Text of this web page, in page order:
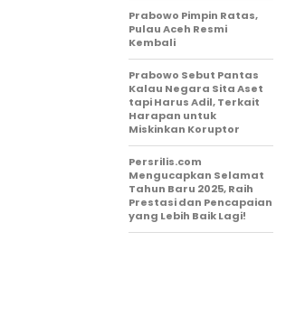
Prabowo Pimpin Ratas,
Pulau Aceh Resmi
Kembali
Prabowo Sebut Pantas
Kalau Negara Sita Aset
tapi Harus Adil, Terkait
Harapan untuk
Miskinkan Koruptor
Persrilis.com
Mengucapkan Selamat
Tahun Baru 2025, Raih
Prestasi dan Pencapaian
yang Lebih Baik Lagi!